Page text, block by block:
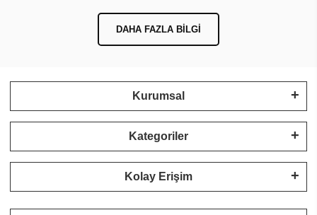
DAHA FAZLA BILGI
Kurumsal
Kategoriler
Kolay Erişim